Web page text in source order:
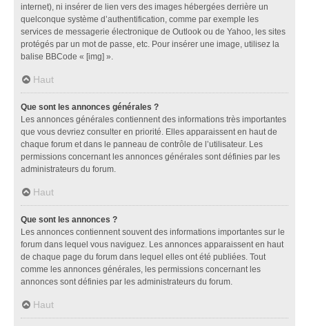
internet), ni insérer de lien vers des images hébergées derrière un
quelconque système d’authentification, comme par exemple les
services de messagerie électronique de Outlook ou de Yahoo, les sites
protégés par un mot de passe, etc. Pour insérer une image, utilisez la
balise BBCode « [img] ».
Haut
Que sont les annonces générales ?
Les annonces générales contiennent des informations très importantes
que vous devriez consulter en priorité. Elles apparaissent en haut de
chaque forum et dans le panneau de contrôle de l’utilisateur. Les
permissions concernant les annonces générales sont définies par les
administrateurs du forum.
Haut
Que sont les annonces ?
Les annonces contiennent souvent des informations importantes sur le
forum dans lequel vous naviguez. Les annonces apparaissent en haut
de chaque page du forum dans lequel elles ont été publiées. Tout
comme les annonces générales, les permissions concernant les
annonces sont définies par les administrateurs du forum.
Haut